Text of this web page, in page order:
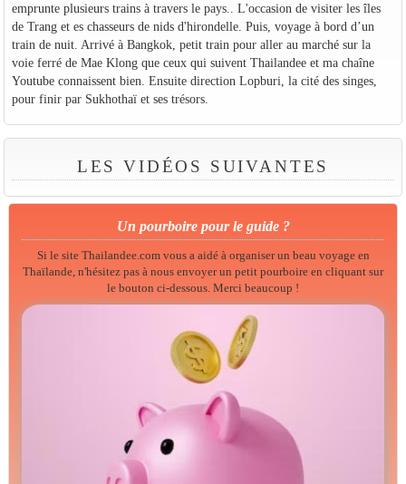
emprunte plusieurs trains à travers le pays.. L'occasion de visiter les îles
de Trang et es chasseurs de nids d'hirondelle. Puis, voyage à bord d’un
train de nuit. Arrivé à Bangkok, petit train pour aller au marché sur la
voie ferré de Mae Klong que ceux qui suivent Thailandee et ma chaîne
Youtube connaissent bien. Ensuite direction Lopburi, la cité des singes,
pour finir par Sukhothaï et ses trésors.
LES VIDÉOS SUIVANTES
Un pourboire pour le guide ?
Si le site Thailandee.com vous a aidé à organiser un beau voyage en
Thaïlande, n'hésitez pas à nous envoyer un petit pourboire en cliquant sur
le bouton ci-dessous. Merci beaucoup !